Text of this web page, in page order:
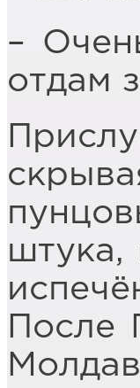
–
отдам
штука,
После